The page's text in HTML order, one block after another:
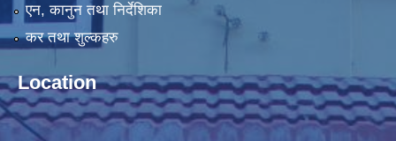
एन, कानुन तथा निर्देशिका
कर तथा शुल्कहरु
Location